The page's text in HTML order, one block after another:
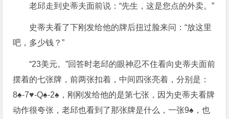
老邱走到史蒂夫面前说：“先生，这是您点的外卖。”
史蒂夫看了下刚发给他的牌后扭过脸来问：“放这里
吧，多少钱？”
“23美元。”回答时老邱的眼神忍不住看向史蒂夫面前
摆着的七张牌，前两张扣着，中间四张亮着，分别是：
8♠-7♥-Q♠-2♠，刚刚发给他的是第七张，因为史蒂夫看牌
动作很夸张，老邱也看到了那张牌是什么，一张9♠，也